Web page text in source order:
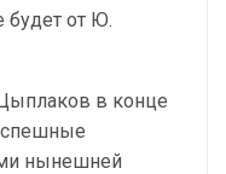
будет от Ю.
в конце
нынешней